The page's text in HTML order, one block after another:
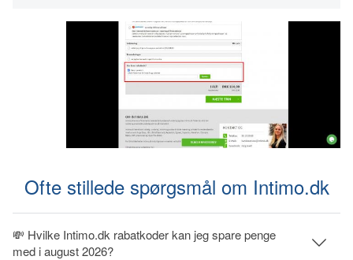
Ofte stillede spørgsmål om Intimo.dk
💸 Hvilke Intimo.dk rabatkoder kan jeg spare penge
med i august 2026?